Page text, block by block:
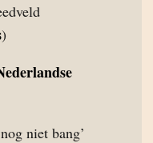
)
niet bang’